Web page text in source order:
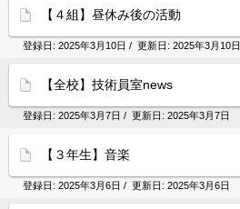
【４組】昼休み後の活動
登録日: 2025年3月10日 / 更新日: 2025年3月10日
【全校】技術員室news
登録日: 2025年3月7日 / 更新日: 2025年3月7日
【３年生】音楽
登録日: 2025年3月6日 / 更新日: 2025年3月6日